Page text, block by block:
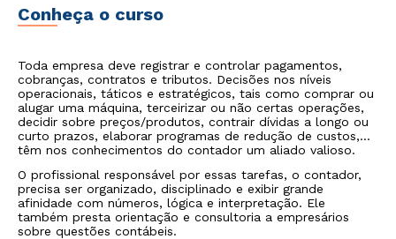
Conheça o curso
Toda empresa deve registrar e controlar pagamentos,
cobranças, contratos e tributos. Decisões nos níveis
operacionais, táticos e estratégicos, tais como comprar ou
alugar uma máquina, terceirizar ou não certas operações,
decidir sobre preços/produtos, contrair dívidas a longo ou
curto prazos, elaborar programas de redução de custos,
têm nos conhecimentos do contador um aliado valioso.
O profissional responsável por essas tarefas, o contador,
precisa ser organizado, disciplinado e exibir grande
afinidade com números, lógica e interpretação. Ele
também presta orientação e consultoria a empresários
sobre questões contábeis.